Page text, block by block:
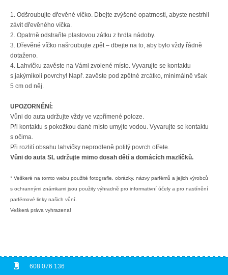
1. Odšroubujte dřevěné víčko. Dbejte zvýšené opatrnosti, abyste nestrhli
závit dřevěného víčka.
2. Opatrně odstraňte plastovou zátku z hrdla nádoby.
3. Dřevěné víčko našroubujte zpět – dbejte na to, aby bylo vždy řádně
dotaženo.
4. Lahvičku zavěste na Vámi zvolené místo. Vyvarujte se kontaktu
s jakýmikoli povrchy! Např. zavěste pod zpětné zrcátko, minimálně však
5 cm od něj.
UPOZORNĚNÍ:
Vůni do auta udržujte vždy ve vzpřímené poloze.
Při kontaktu s pokožkou dané místo umyjte vodou. Vyvarujte se kontaktu
s očima.
Při rozlití obsahu lahvičky neprodleně politý povrch otřete.
Vůni do auta SL udržujte mimo dosah dětí a domácích mazlíčků.
* Veškeré na tomto webu použité fotografie, obrázky, názvy parfémů a jejich výrobců
s ochrannými známkami jsou použity výhradně pro informativní účely a pro nastínění
parfémové linky našich vůní.
Veškerá práva vyhrazena!
608 076 136